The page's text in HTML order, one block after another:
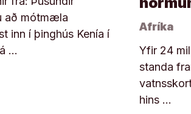
að mótmæla
inn í þinghús Kenía í
…
Afríka
Yfir 24
standa
hins …